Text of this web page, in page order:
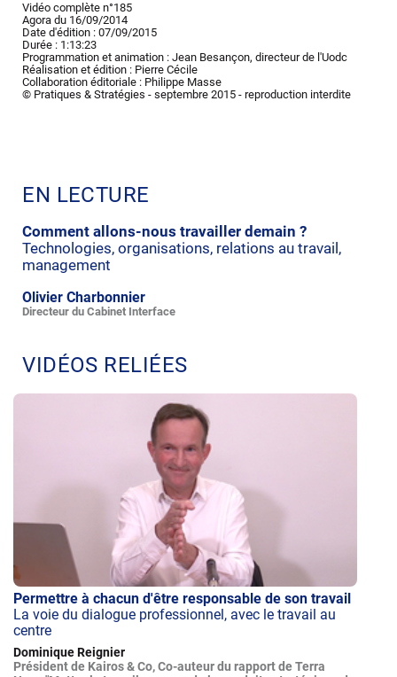
Vidéo complète n°185
Agora du 16/09/2014
Date d'édition : 07/09/2015
Durée : 1:13:23
Programmation et animation : Jean Besançon, directeur de l'Uodc
Réalisation et édition : Pierre Cécile
Collaboration éditoriale : Philippe Masse
© Pratiques & Stratégies - septembre 2015 - reproduction interdite
EN LECTURE
Comment allons-nous travailler demain ?
Technologies, organisations, relations au travail,
management
Olivier Charbonnier
Directeur du Cabinet Interface
VIDÉOS RELIÉES
Permettre à chacun d'être responsable de son travail
La voie du dialogue professionnel, avec le travail au
centre
Dominique Reignier
Président de Kairos & Co, Co-auteur du rapport de Terra